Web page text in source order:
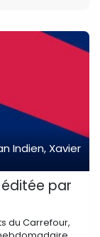
Indien, Xavier
par
du Carrefour,